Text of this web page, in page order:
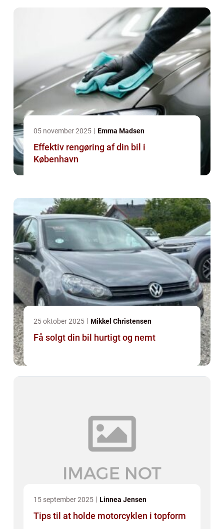
05 november 2025 Emma Madsen
Effektiv rengøring af din bil i
København
25 oktober 2025 Mikkel Christensen
Få solgt din bil hurtigt og nemt
15 september 2025 Linnea Jensen
Tips til at holde motorcyklen i topform